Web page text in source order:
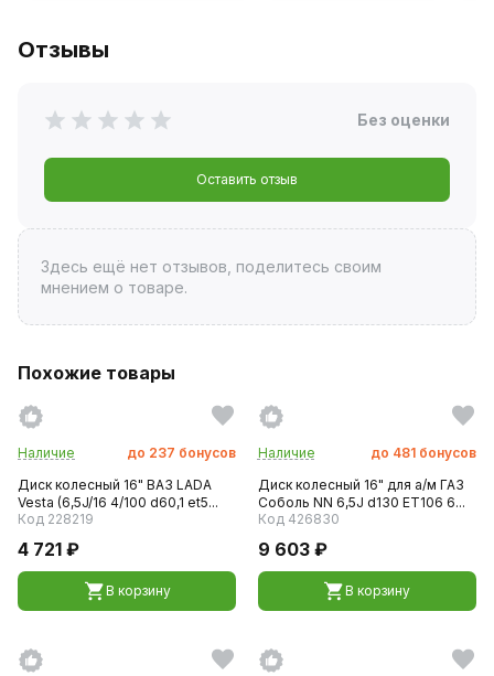
Отзывы
Без оценки
Оставить отзыв
Здесь ещё нет отзывов, поделитесь своим
мнением о товаре.
Похожие товары
Наличие до 237 бонусов
Диск колесный 16" ВАЗ LADA
Vesta (6,5J/16 4/100 d60,1 et5...
Код 228219
4 721 ₽
В корзину
Наличие до 481 бонусов
Диск колесный 16" для а/м ГАЗ
Соболь NN 6,5J d130 ET106 6...
Код 426830
9 603 ₽
В корзину